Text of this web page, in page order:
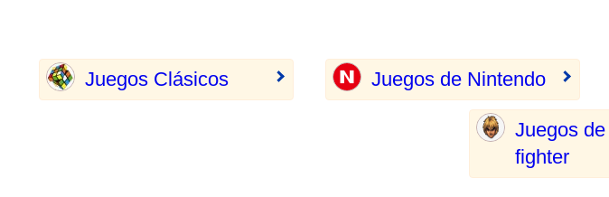
Juegos Clásicos Juegos de Nintendo
Juegos
fighter